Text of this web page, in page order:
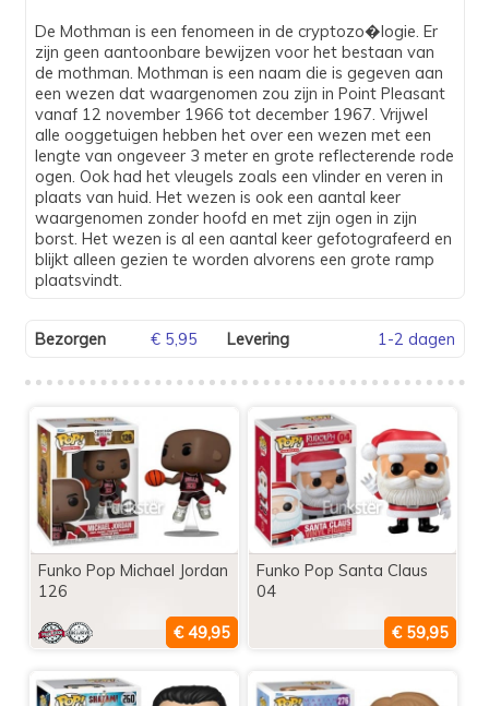
De Mothman is een fenomeen in de cryptozo�logie. Er
zijn geen aantoonbare bewijzen voor het bestaan van
de mothman. Mothman is een naam die is gegeven aan
een wezen dat waargenomen zou zijn in Point Pleasant
vanaf 12 november 1966 tot december 1967. Vrijwel
alle ooggetuigen hebben het over een wezen met een
lengte van ongeveer 3 meter en grote reflecterende rode
ogen. Ook had het vleugels zoals een vlinder en veren in
plaats van huid. Het wezen is ook een aantal keer
waargenomen zonder hoofd en met zijn ogen in zijn
borst. Het wezen is al een aantal keer gefotografeerd en
blijkt alleen gezien te worden alvorens een grote ramp
plaatsvindt.
Bezorgen € 5,95 Levering 1-2 dagen
Funko Pop Michael Jordan
126
Funko Pop Santa Claus
04